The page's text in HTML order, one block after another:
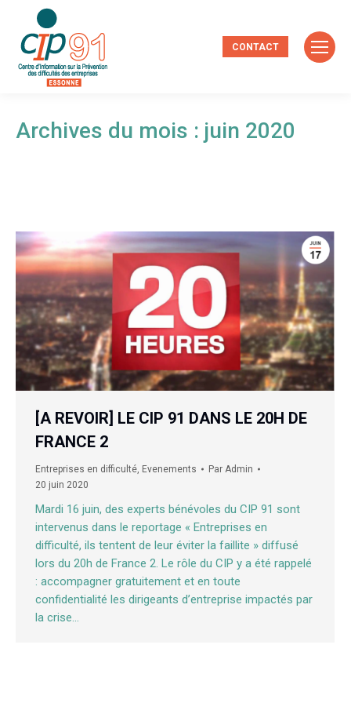
CONTACT
Archives du mois : juin 2020
[A REVOIR] LE CIP 91 DANS LE 20H DE
FRANCE 2
Entreprises en difficulté, Evenements Par Admin
20 juin 2020
Mardi 16 juin, des experts bénévoles du CIP 91 sont
intervenus dans le reportage « Entreprises en
difficulté, ils tentent de leur éviter la faillite » diffusé
lors du 20h de France 2. Le rôle du CIP y a été rappelé
: accompagner gratuitement et en toute
confidentialité les dirigeants d’entreprise impactés par
la crise…